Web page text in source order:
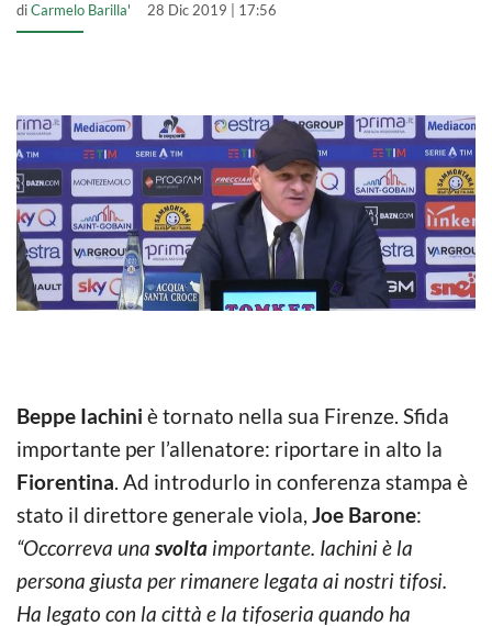
diCarmelo Barilla' 28 Dic 2019 | 17:56
Beppe Iachini è tornato nella sua Firenze. Sfida
importante per l’allenatore: riportare in alto la
Fiorentina. Ad introdurlo in conferenza stampa è
stato il direttore generale viola, Joe Barone:
“Occorreva una svolta importante. Iachini è la
persona giusta per rimanere legata ai nostri tifosi.
Ha legato con la città e la tifoseria quando ha